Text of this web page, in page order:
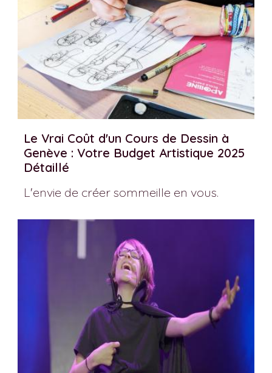
Le Vrai Coût d'un Cours de Dessin à
Genève : Votre Budget Artistique 2025
Détaillé
L'envie de créer sommeille en vous.